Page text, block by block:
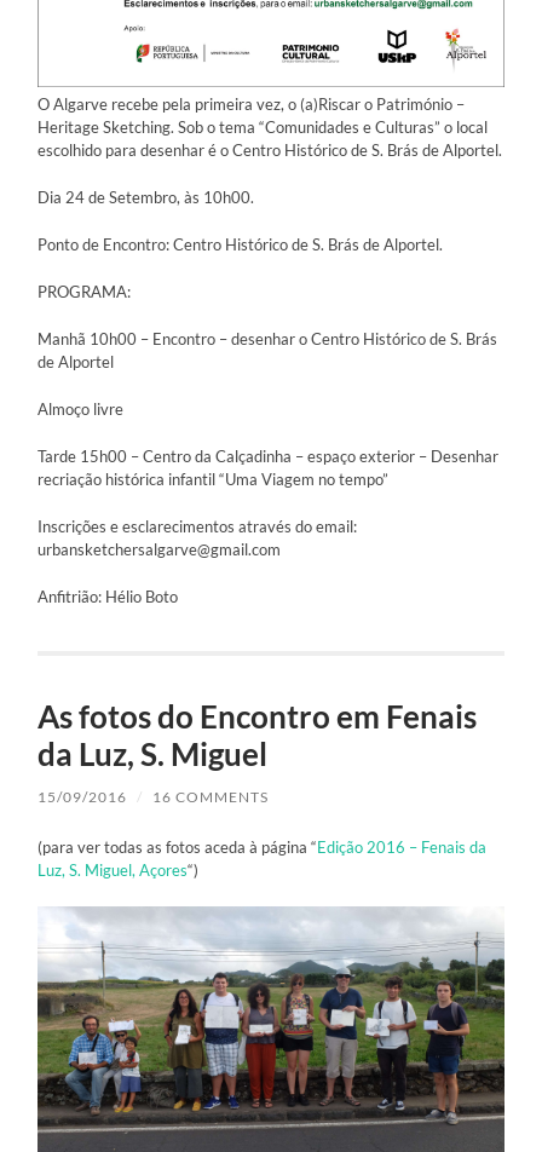
O Algarve recebe pela primeira vez, o (a)Riscar o Património –
Heritage Sketching. Sob o tema “Comunidades e Culturas” o local
escolhido para desenhar é o Centro Histórico de S. Brás de Alportel.
Dia 24 de Setembro, às 10h00.
Ponto de Encontro: Centro Histórico de S. Brás de Alportel.
PROGRAMA:
Manhã 10h00 – Encontro – desenhar o Centro Histórico de S. Brás
de Alportel
Almoço livre
Tarde 15h00 – Centro da Calçadinha – espaço exterior – Desenhar
recriação histórica infantil “Uma Viagem no tempo”
Inscrições e esclarecimentos através do email:
urbansketchersalgarve@gmail.com
Anfitrião: Hélio Boto
As fotos do Encontro em Fenais
da Luz, S. Miguel
15/09/2016 / 16 COMMENTS
(para ver todas as fotos aceda à página “Edição 2016 – Fenais da
Luz, S. Miguel, Açores“)